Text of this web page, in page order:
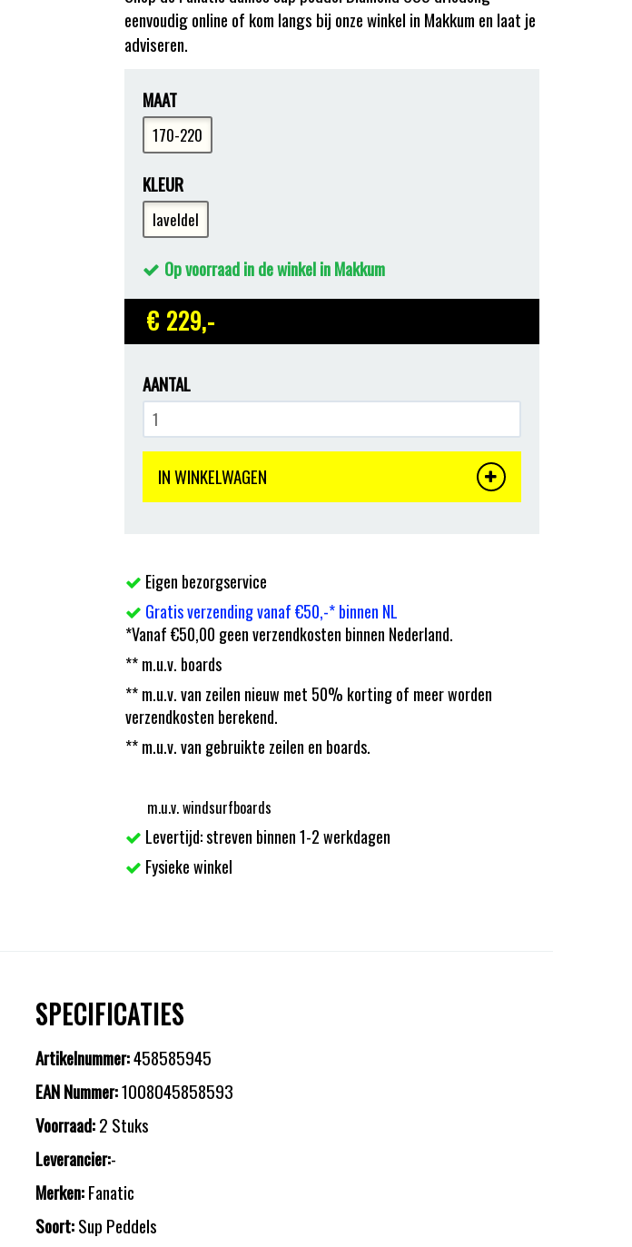
eenvoudig online of kom langs bij onze winkel in Makkum en laat je
adviseren.
MAAT
170-220
KLEUR
laveldel
Op voorraad in de winkel in Makkum
€ 229,-
AANTAL
IN WINKELWAGEN
Eigen bezorgservice
Gratis verzending vanaf €50,-* binnen NL
*Vanaf €50,00 geen verzendkosten binnen Nederland.
** m.u.v. boards
** m.u.v. van zeilen nieuw met 50% korting of meer worden
verzendkosten berekend.
** m.u.v. van gebruikte zeilen en boards.
m.u.v. windsurfboards
Levertijd: streven binnen 1-2 werkdagen
Fysieke winkel
SPECIFICATIES
Artikelnummer:458585945
EAN Nummer:1008045858593
Voorraad:2 Stuks
Leverancier:-
Merken:Fanatic
Soort:Sup Peddels